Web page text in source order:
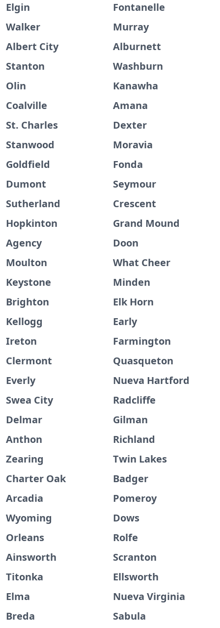
Elgin
Fontanelle
Walker
Murray
Albert City
Alburnett
Stanton
Washburn
Olin
Kanawha
Coalville
Amana
St. Charles
Dexter
Stanwood
Moravia
Goldfield
Fonda
Dumont
Seymour
Sutherland
Crescent
Hopkinton
Grand Mound
Agency
Doon
Moulton
What Cheer
Keystone
Minden
Brighton
Elk Horn
Kellogg
Early
Ireton
Farmington
Clermont
Quasqueton
Everly
Nueva Hartford
Swea City
Radcliffe
Delmar
Gilman
Anthon
Richland
Zearing
Twin Lakes
Charter Oak
Badger
Arcadia
Pomeroy
Wyoming
Dows
Orleans
Rolfe
Ainsworth
Scranton
Titonka
Ellsworth
Elma
Nueva Virginia
Breda
Sabula